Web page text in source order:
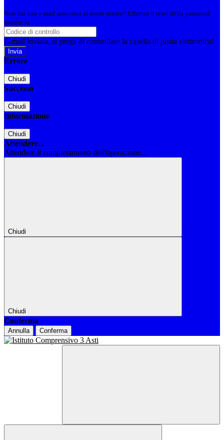
Non hai una e-mail associata al nome utente? Effettua il reset della password
tramite la
E-mail inviata, si prega di controllare la casella di posta elettronica!
Errore
Chiudi
Successo
Chiudi
Informazione
Chiudi
Attendere...
Attendere il completamento dell'operazione...
Chiudi
Chiudi
Conferma
Annulla Conferma